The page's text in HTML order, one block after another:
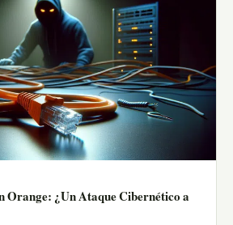
Orange: ¿Un Ataque Cibernético a